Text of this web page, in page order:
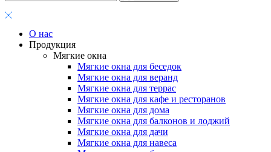
О нас
Продукция
Мягкие окна
Мягкие окна для беседок
Мягкие окна для веранд
Мягкие окна для террас
Мягкие окна для кафе и ресторанов
Мягкие окна для дома
Мягкие окна для балконов и лоджий
Мягкие окна для дачи
Мягкие окна для навеса